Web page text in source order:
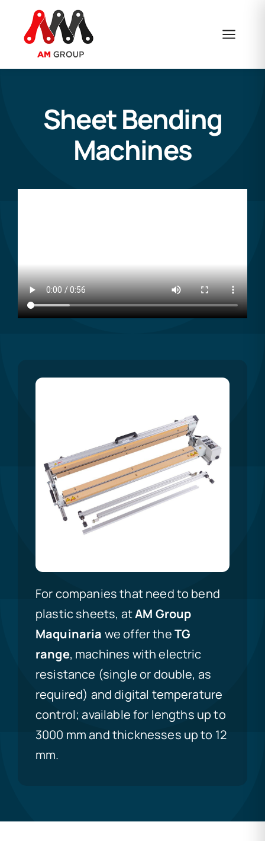
content
Sheet Bending
Machines
For companies that need to bend
plastic sheets, atAM Group
Maquinaria we offer theTG
range, machines with electric
resistance (single or double, as
required) and digital temperature
control; available for lengths up to
3000 mm and thicknesses up to 12
mm.